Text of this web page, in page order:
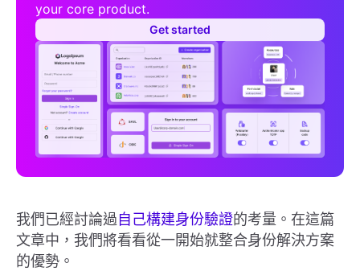
your core product.
Get started
我們已經討論過自己構建身份驗證的考量。在這篇
文章中，我們將看看從一開始就整合身份解決方案
的優勢。